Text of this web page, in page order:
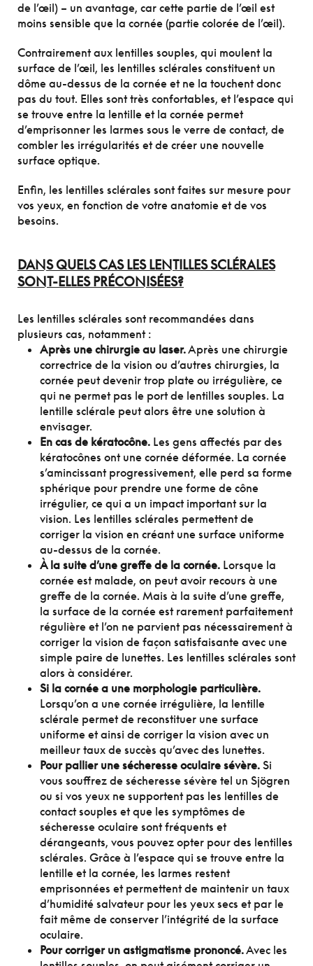
de l’œil) – un avantage, car cette partie de l’œil est
moins sensible que la cornée (partie colorée de l’œil).
Contrairement aux lentilles souples, qui moulent la
surface de l’œil, les lentilles sclérales constituent un
dôme au-dessus de la cornée et ne la touchent donc
pas du tout. Elles sont très confortables, et l’espace qui
se trouve entre la lentille et la cornée permet
d’emprisonner les larmes sous le verre de contact, de
combler les irrégularités et de créer une nouvelle
surface optique.
Enfin, les lentilles sclérales sont faites sur mesure pour
vos yeux, en fonction de votre anatomie et de vos
besoins.
DANS QUELS CAS LES LENTILLES SCLÉRALES
SONT-ELLES PRÉCONISÉES?
Les lentilles sclérales sont recommandées dans
plusieurs cas, notamment :
Après une chirurgie au laser.Après une chirurgie
correctrice de la vision ou d’autres chirurgies, la
cornée peut devenir trop plate ou irrégulière, ce
qui ne permet pas le port de lentilles souples. La
lentille sclérale peut alors être une solution à
envisager.
En cas de kératocône. Les gens affectés par des
kératocônes ont une cornée déformée. La cornée
s’amincissant progressivement, elle perd sa forme
sphérique pour prendre une forme de cône
irrégulier, ce qui a un impact important sur la
vision. Les lentilles sclérales permettent de
corriger la vision en créant une surface uniforme
au-dessus de la cornée.
À la suite d’une greffe de la cornée. Lorsque la
cornée est malade, on peut avoir recours à une
greffe de la cornée. Mais à la suite d’une greffe,
la surface de la cornée est rarement parfaitement
régulière et l’on ne parvient pas nécessairement à
corriger la vision de façon satisfaisante avec une
simple paire de lunettes. Les lentilles sclérales sont
alors à considérer.
Si la cornée a une morphologie particulière.
Lorsqu’on a une cornée irrégulière, la lentille
sclérale permet de reconstituer une surface
uniforme et ainsi de corriger la vision avec un
meilleur taux de succès qu’avec des lunettes.
Pour pallier une sécheresse oculaire sévère. Si
vous souffrez de sécheresse sévère tel un Sjögren
ou si vos yeux ne supportent pas les lentilles de
contact souples et que les symptômes de
sécheresse oculaire sont fréquents et
dérangeants, vous pouvez opter pour des lentilles
sclérales. Grâce à l’espace qui se trouve entre la
lentille et la cornée, les larmes restent
emprisonnées et permettent de maintenir un taux
d’humidité salvateur pour les yeux secs et par le
fait même de conserver l’intégrité de la surface
oculaire.
Pour corriger un astigmatisme prononcé.Avec les